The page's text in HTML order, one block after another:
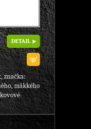
DETAIL
značka:
mäkkého